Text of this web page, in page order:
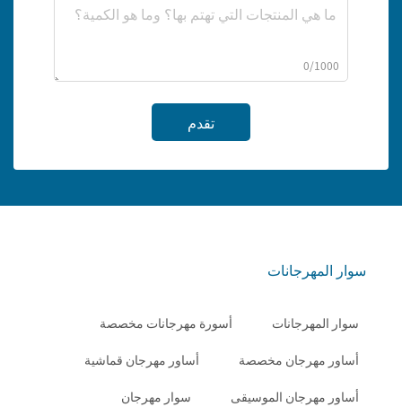
0/1000
تقدم
سوار المهرجانات
سوار المهرجانات أسورة مهرجانات مخصصة
أساور مهرجان مخصصة أساور مهرجان قماشية
أساور مهرجان الموسيقى سوار مهرجان